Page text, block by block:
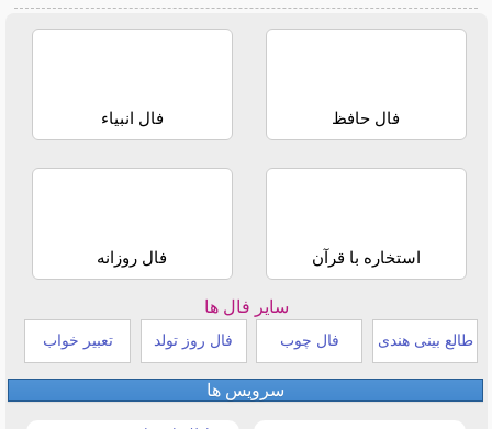
فال حافظ فال انبیاء
استخاره با قرآن فال روزانه
سایر فال ها
طالع بینی هندی فال چوب فال روز تولد تعبیر خواب
سرویس ها